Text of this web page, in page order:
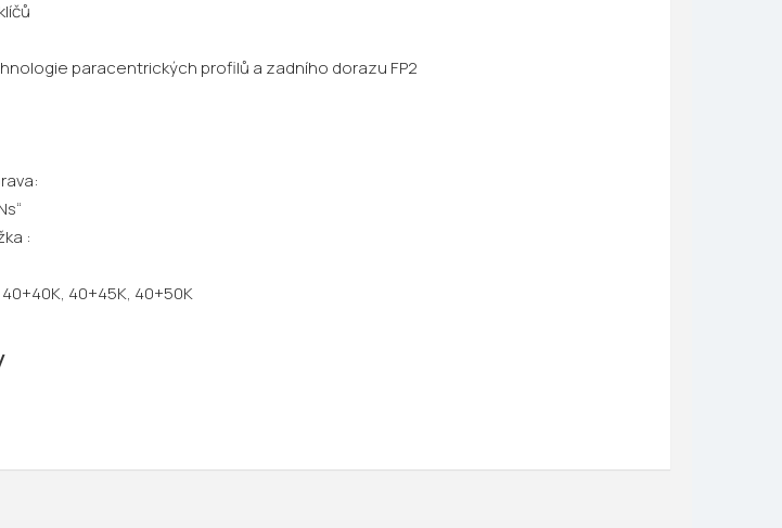
paracentrických profilů a zadního dorazu FP2
:
40+45K, 40+50K